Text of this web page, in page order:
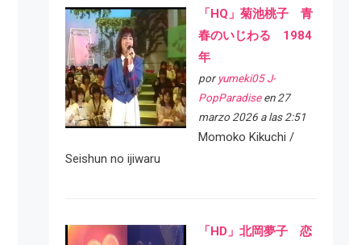
「HQ」菊池桃子 青
春のいじわる 1984
年
por yumeki05 J-
PopParadiseen 27
marzo 2026 a las 2:51
Momoko Kikuchi /
Seishun no ijiwaru
「HD」北岡夢子 恋